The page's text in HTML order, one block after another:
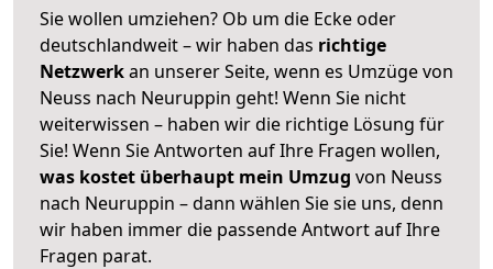
Sie wollen umziehen? Ob um die Ecke oder
deutschlandweit – wir haben das richtige
Netzwerkan unserer Seite, wenn es Umzüge von
Neuss nach Neuruppin geht! Wenn Sie nicht
weiterwissen – haben wir die richtige Lösung für
Sie! Wenn Sie Antworten auf Ihre Fragen wollen,
was kostet überhaupt mein Umzug von Neuss
nach Neuruppin – dann wählen Sie sie uns, denn
wir haben immer die passende Antwort auf Ihre
Fragen parat.